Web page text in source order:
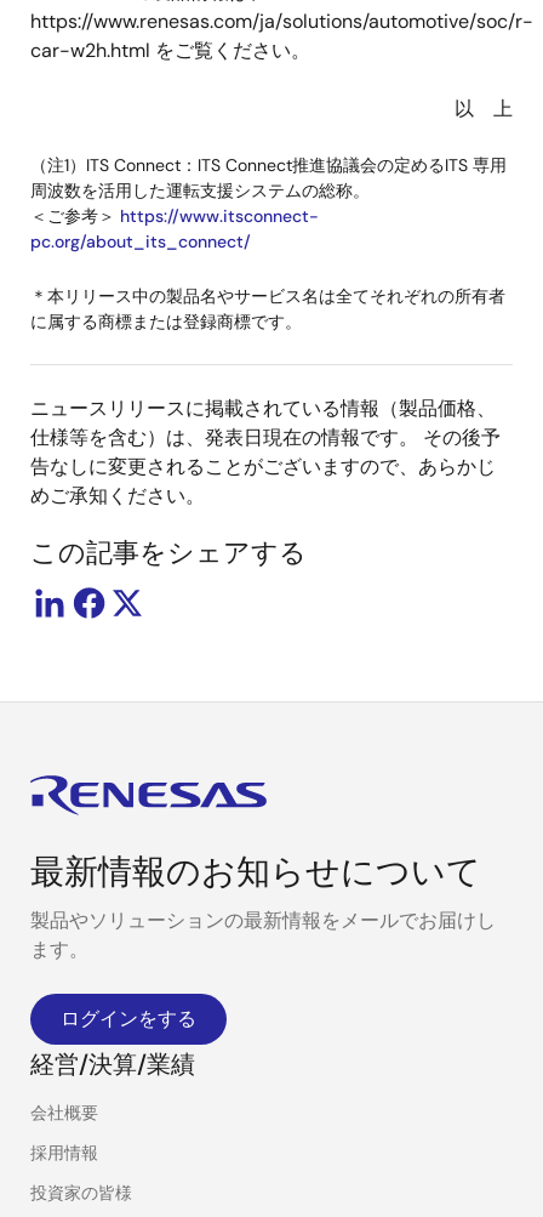
https://www.renesas.com/ja/solutions/automotive/soc/r-
car-w2h.html をご覧ください。
以 上
（注1）ITS Connect：ITS Connect推進協議会の定めるITS 専用
周波数を活用した運転支援システムの総称。
＜ご参考＞ https://www.itsconnect-
pc.org/about_its_connect/
＊本リリース中の製品名やサービス名は全てそれぞれの所有者
に属する商標または登録商標です。
ニュースリリースに掲載されている情報（製品価格、
仕様等を含む）は、発表日現在の情報です。 その後予
告なしに変更されることがございますので、あらかじ
めご承知ください。
この記事をシェアする
最新情報のお知らせについて
製品やソリューションの最新情報をメールでお届けし
ます。
ログインをする
経営/決算/業績
会社概要
採用情報
投資家の皆様